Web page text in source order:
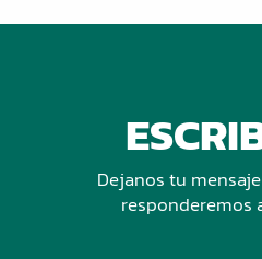
Dejanos tu
responderemos